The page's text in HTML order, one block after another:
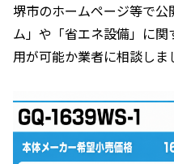
堺市のホームページ等で
ム」や「省エネ設備」に
用が可能か業者に相談しま